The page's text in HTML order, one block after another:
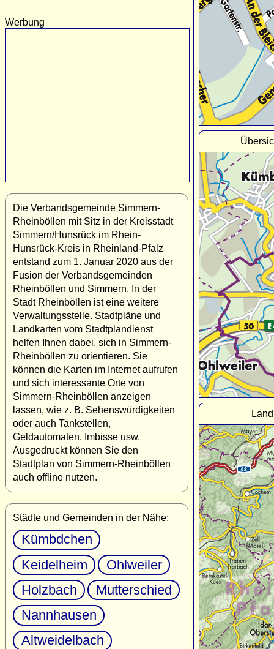
Werbung
Die Verbandsgemeinde Simmern-
Rheinböllen mit Sitz in der Kreisstadt
Simmern/Hunsrück im Rhein-
Hunsrück-Kreis in Rheinland-Pfalz
entstand zum 1. Januar 2020 aus der
Fusion der Verbandsgemeinden
Rheinböllen und Simmern. In der
Stadt Rheinböllen ist eine weitere
Verwaltungsstelle. Stadtpläne und
Landkarten vom Stadtplandienst
helfen Ihnen dabei, sich in Simmern-
Rheinböllen zu orientieren. Sie
können die Karten im Internet aufrufen
und sich interessante Orte von
Simmern-Rheinböllen anzeigen
lassen, wie z. B. Sehenswürdigkeiten
oder auch Tankstellen,
Geldautomaten, Imbisse usw.
Ausgedruckt können Sie den
Stadtplan von Simmern-Rheinböllen
auch offline nutzen.
Städte und Gemeinden in der Nähe:
Kümbdchen
Keidelheim
Ohlweiler
Holzbach
Mutterschied
Nannhausen
Altweidelbach